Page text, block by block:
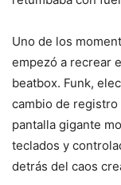
Uno de los
empezó a recrear
beatbox. Funk,
cambio de
pantalla gigante
teclados y
detrás del caos